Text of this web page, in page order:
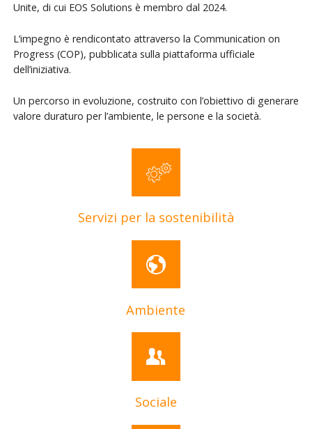
Unite, di cui EOS Solutions è membro dal 2024.
L’impegno è rendicontato attraverso la Communication on
Progress (COP), pubblicata sulla piattaforma ufficiale
dell’iniziativa.
Un percorso in evoluzione, costruito con l’obiettivo di generare
valore duraturo per l’ambiente, le persone e la società.
Servizi per la sostenibilità
Ambiente
Sociale